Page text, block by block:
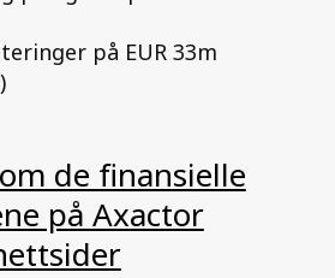
på EUR 33m
de finansielle
på Axactor